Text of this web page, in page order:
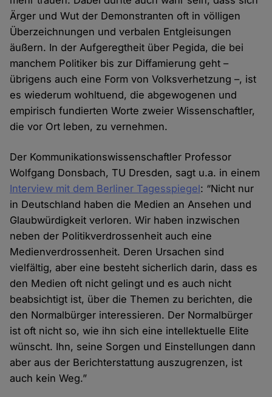
Ärger und Wut der Demonstranten oft in völligen
Überzeichnungen und verbalen Entgleisungen
äußern. In der Aufgeregtheit über Pegida, die bei
manchem Politiker bis zur Diffamierung geht –
übrigens auch eine Form von Volksverhetzung –, ist
es wiederum wohltuend, die abgewogenen und
empirisch fundierten Worte zweier Wissenschaftler,
die vor Ort leben, zu vernehmen.
Der Kommunikationswissenschaftler Professor
Wolfgang Donsbach, TU Dresden, sagt u.a. in einem
Interview mit dem Berliner Tagesspiegel: “Nicht nur
in Deutschland haben die Medien an Ansehen und
Glaubwürdigkeit verloren. Wir haben inzwischen
neben der Politikverdrossenheit auch eine
Medienverdrossenheit. Deren Ursachen sind
vielfältig, aber eine besteht sicherlich darin, dass es
den Medien oft nicht gelingt und es auch nicht
beabsichtigt ist, über die Themen zu berichten, die
den Normalbürger interessieren. Der Normalbürger
ist oft nicht so, wie ihn sich eine intellektuelle Elite
wünscht. Ihn, seine Sorgen und Einstellungen dann
aber aus der Berichterstattung auszugrenzen, ist
auch kein Weg.”